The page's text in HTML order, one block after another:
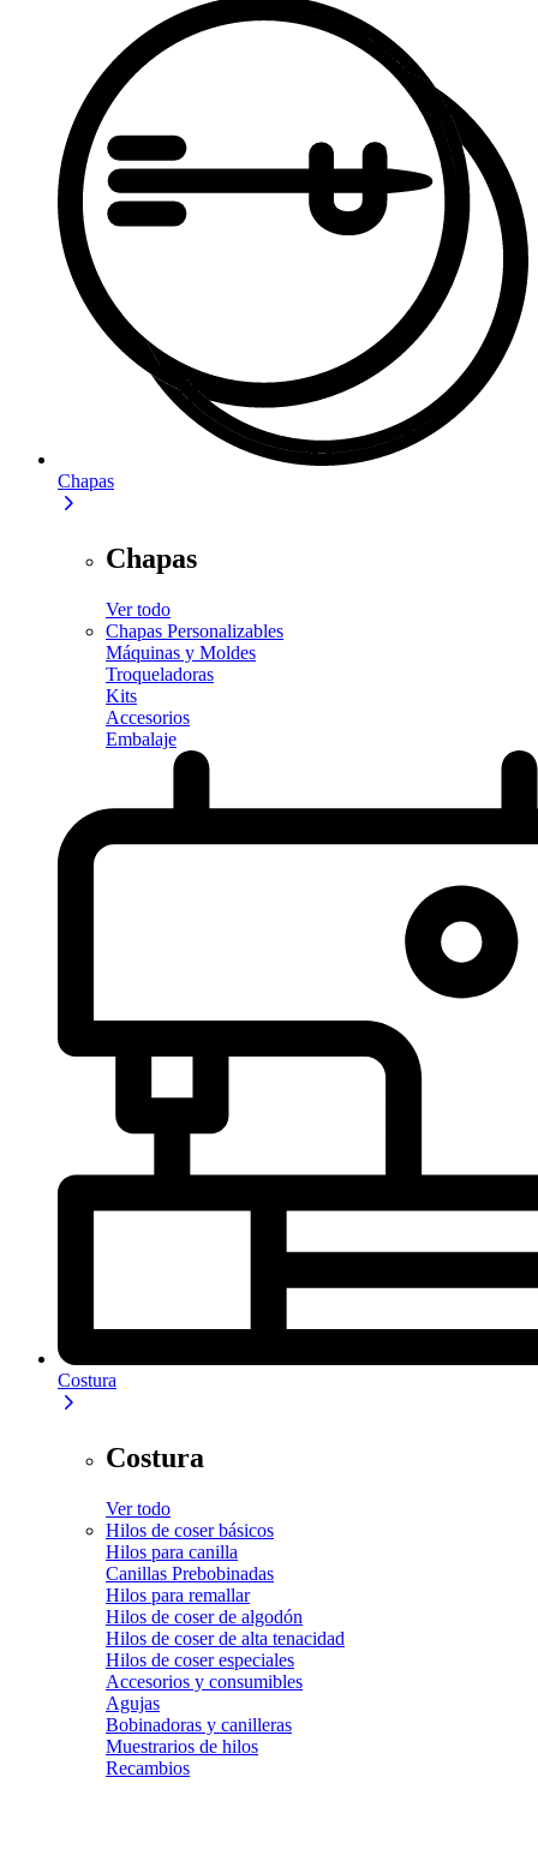
Chapas
Chapas
Ver todo
Chapas Personalizables
Máquinas y Moldes
Troqueladoras
Kits
Accesorios
Embalaje
Costura
Costura
Ver todo
Hilos de coser básicos
Hilos para canilla
Canillas Prebobinadas
Hilos para remallar
Hilos de coser de algodón
Hilos de coser de alta tenacidad
Hilos de coser especiales
Accesorios y consumibles
Agujas
Bobinadoras y canilleras
Muestrarios de hilos
Recambios